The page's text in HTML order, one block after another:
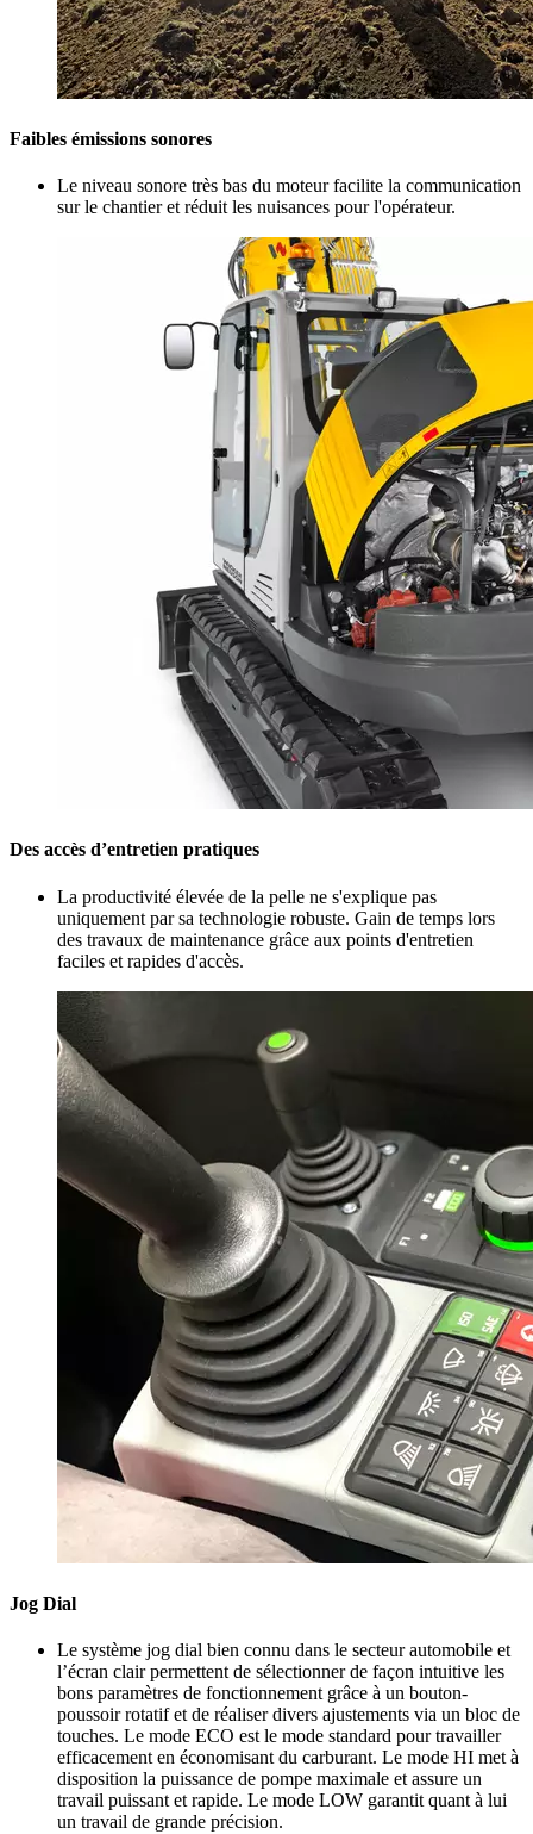
Faibles émissions sonores
Le niveau sonore très bas du moteur facilite la communication
sur le chantier et réduit les nuisances pour l'opérateur.
Des accès d’entretien pratiques
La productivité élevée de la pelle ne s'explique pas
uniquement par sa technologie robuste. Gain de temps lors
des travaux de maintenance grâce aux points d'entretien
faciles et rapides d'accès.
Jog Dial
Le système jog dial bien connu dans le secteur automobile et
l’écran clair permettent de sélectionner de façon intuitive les
bons paramètres de fonctionnement grâce à un bouton-
poussoir rotatif et de réaliser divers ajustements via un bloc de
touches. Le mode ECO est le mode standard pour travailler
efficacement en économisant du carburant. Le mode HI met à
disposition la puissance de pompe maximale et assure un
travail puissant et rapide. Le mode LOW garantit quant à lui
un travail de grande précision.